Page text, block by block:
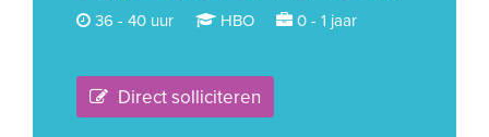
36 - 40 uur HBO 0 - 1 jaar
Direct solliciteren